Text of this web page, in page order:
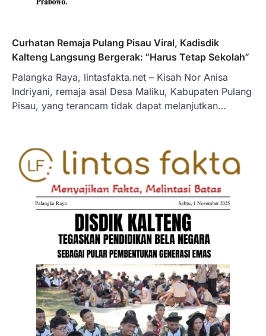
Curhatan Remaja Pulang Pisau Viral, Kadisdik
Kalteng Langsung Bergerak: “Harus Tetap Sekolah”
Palangka Raya, lintasfakta.net – Kisah Nor Anisa
Indriyani, remaja asal Desa Maliku, Kabupaten Pulang
Pisau, yang terancam tidak dapat melanjutkan…